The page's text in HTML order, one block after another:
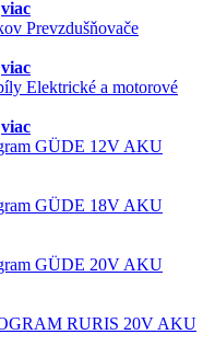
viac
Prevzdušňovače
viac
Elektrické a motorové
viac
GÜDE 12V AKU
GÜDE 18V AKU
GÜDE 20V AKU
RURIS 20V AKU